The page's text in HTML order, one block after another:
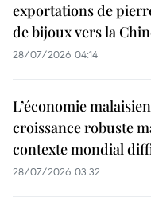
exportations de
de bijoux vers la
28/07/2026 04:14
L’économie
croissance robuste
contexte mondial
28/07/2026 03:32